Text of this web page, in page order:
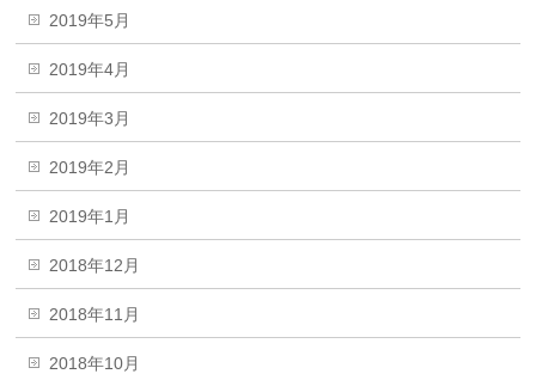
2019年5月
2019年4月
2019年3月
2019年2月
2019年1月
2018年12月
2018年11月
2018年10月